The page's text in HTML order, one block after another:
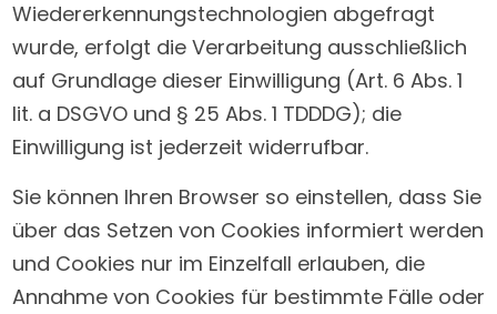
Wiedererkennungstechnologien abgefragt
wurde, erfolgt die Verarbeitung ausschließlich
auf Grundlage dieser Einwilligung (Art. 6 Abs. 1
lit. a DSGVO und § 25 Abs. 1 TDDDG); die
Einwilligung ist jederzeit widerrufbar.
Sie können Ihren Browser so einstellen, dass Sie
über das Setzen von Cookies informiert werden
und Cookies nur im Einzelfall erlauben, die
Annahme von Cookies für bestimmte Fälle oder